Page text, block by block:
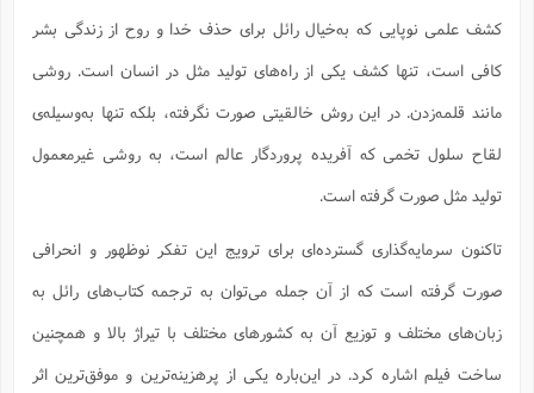
کشف علمی نوپایی که به‌خیال رائل برای حذف خدا و روح از زندگی بشر
کافی است، تنها کشف یکی از راه‌های تولید مثل در انسان است. روشی
مانند قلمه‌زدن. در این روش خالقیتی صورت نگرفته، بلکه تنها به‌وسیله‌ی
لقاح سلول تخمی که آفریده پروردگار عالم است، به روشی غیرمعمول
تولید مثل صورت گرفته است.
تاکنون سرمایه‌گذاری گسترده‌ای برای ترویج این تفکر نوظهور و انحرافی
صورت گرفته است که از آن جمله می‌توان به ترجمه کتاب‌های رائل به
زبان‌های مختلف و توزیع آن به کشورهای مختلف با تیراژ بالا و همچنین
ساخت فیلم اشاره کرد. در این‌باره یکی از پرهزینه‌ترین و موفق‌ترین اثر